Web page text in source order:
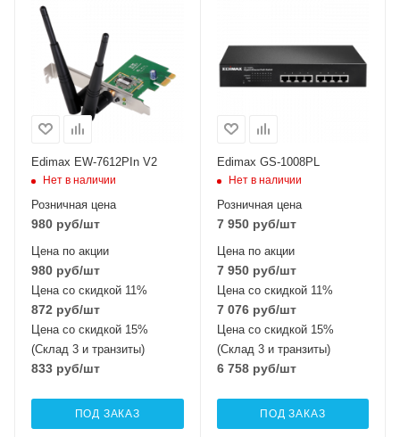
Edimax EW-7612PIn V2
Нет в наличии
Розничная цена
980 руб/шт
Цена по акции
980 руб/шт
Цена со скидкой 11%
872 руб/шт
Цена со скидкой 15%
(Склад 3 и транзиты)
833 руб/шт
ПОД ЗАКАЗ
Edimax GS-1008PL
Нет в наличии
Розничная цена
7 950руб/шт
Цена по акции
7 950руб/шт
Цена со скидкой 11%
7 076руб/шт
Цена со скидкой 15%
(Склад 3 и транзиты)
6 758руб/шт
ПОД ЗАКАЗ